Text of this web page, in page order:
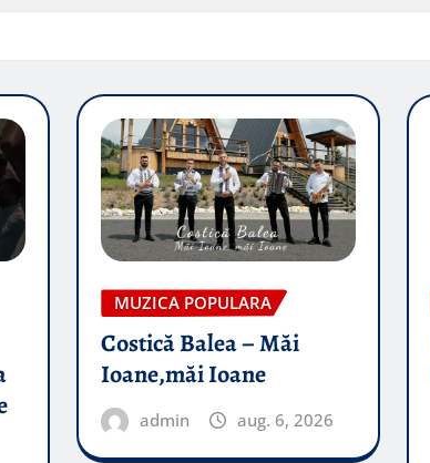
MUZICA POPULARA
Costică Balea – Măi
Ioane,măi Ioane
admin aug. 6, 2026